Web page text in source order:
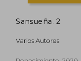
dcto.
Sansueña. 2
Varios Autores